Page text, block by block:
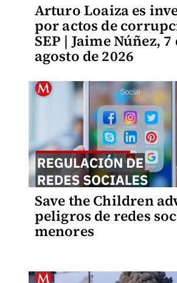
Arturo Loaiza es
por actos de
SEP | Jaime Núñez, 7
agosto de 2026
Save the Children
peligros de redes
menores